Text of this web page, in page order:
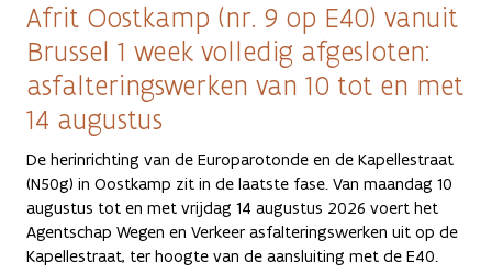
Afrit Oostkamp (nr. 9 op E40) vanuit
Brussel 1 week volledig afgesloten:
asfalteringswerken van 10 tot en met
14 augustus
De herinrichting van de Europarotonde en de Kapellestraat
(N50g) in Oostkamp zit in de laatste fase. Van maandag 10
augustus tot en met vrijdag 14 augustus 2026 voert het
Agentschap Wegen en Verkeer asfalteringswerken uit op de
Kapellestraat, ter hoogte van de aansluiting met de E40.